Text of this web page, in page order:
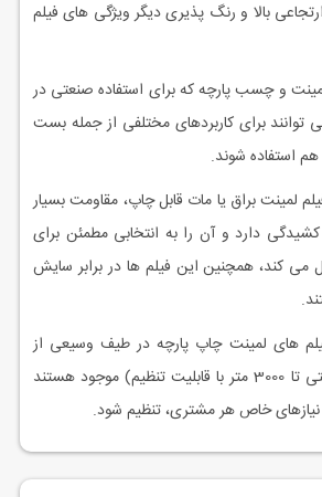
بالا و رنگ پذیری دیگر ویژگی های فیلم
و چسب پارچه که برای استفاده صنعتی در
برای کاربردهای مختلفی از جمله بست
استفاده شوند.
لمینت براق یا مات قابل چاپ، مقاومت بسیار
کشیدگی دارد و آن را به انتخابی مطمئن برای
می کند، همچنین این فیلم ها در برابر سایش
های لمینت چاپ پارچه در طیف وسیعی از
عرض ها و طول ها (حتی تا 3000 متر با قابلیت تنظیم) موجود هستند
نیازهای خاص هر مشتری، تنظیم شود.